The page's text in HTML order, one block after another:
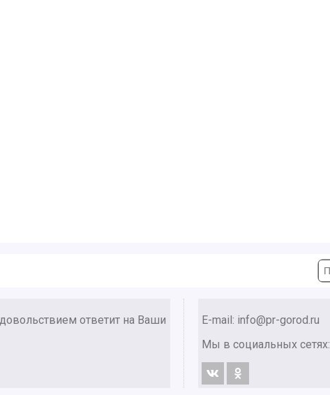
ответит на Ваши
E-mail: info@pr-gorod.ru
Мы в социальных сетях: